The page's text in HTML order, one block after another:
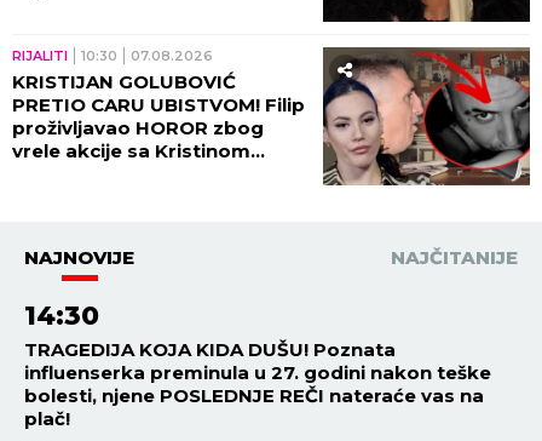
RIJALITI 10:30 07.08.2026
KRISTIJAN GOLUBOVIĆ
PRETIO CARU UBISTVOM! Filip
proživljavao HOROR zbog
vrele akcije sa Kristinom
NAJNOVIJE NAJČITANIJE
14:30
TRAGEDIJA KOJA KIDA DUŠU! Poznata
influenserka preminula u 27. godini nakon teške
bolesti, njene POSLEDNJE REČI nateraće vas na
plač!